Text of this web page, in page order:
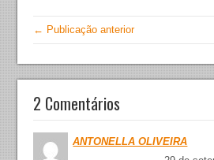
← Publicação anterior
2 Comentários
ANTONELLA OLIVEIRA